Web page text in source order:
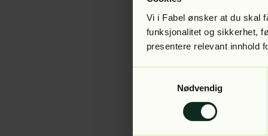
Vi i Fabel ønsker at du skal
funksjonalitet og sikkerhet,
presentere relevant innhold
Nødvendig
Application